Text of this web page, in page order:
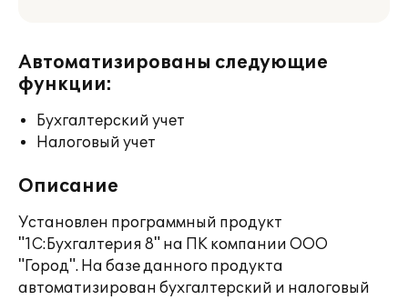
Автоматизированы следующие
функции:
Бухгалтерский учет
Налоговый учет
Описание
Установлен программный продукт
"1С:Бухгалтерия 8" на ПК компании ООО
"Город". На базе данного продукта
автоматизирован бухгалтерский и налоговый